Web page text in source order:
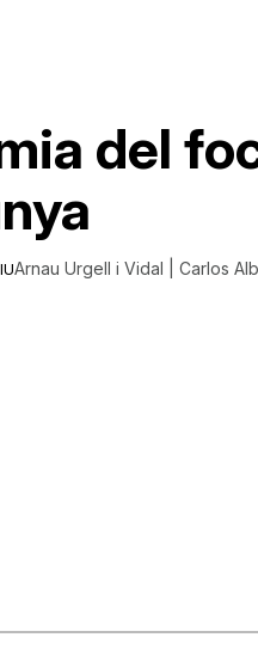
del
Arnau Urgell i Vidal | Carlos